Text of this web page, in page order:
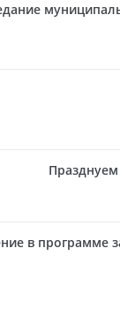
Празднуем
в программе